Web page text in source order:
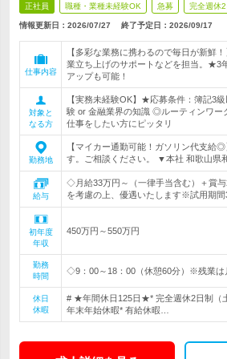
正社員 職種・業種未経験OK 急募 完全週休2
情報更新日：2026/07/27 終了予定日： 2026/09/17
仕事内容
【多彩な業務に携わるので毎日が新鮮
業立ち上げのサポートなどを担当。★3
アップも可能！
対象と
なる方
【実務未経験OK】★応募条件：簿記3
験 or 金融業界の知識 ◎ルーティンワー
仕事をしたい方にピッタリ
勤務地
【マイカー通勤可能！ガソリン代支給
す。ご相談ください。 ▼本社 和歌山県
給与
◇月給33万円～（一律手当含む）＋賞
を考慮の上、優遇いたします※試用期
初年度
年収
450万円～550万円
勤務
時間
◇9：00～18：00（休憩60分）※残業は
休日
休暇
# ★年間休日125日★* 完全週休2日制（
年末年始休暇* 有給休暇…